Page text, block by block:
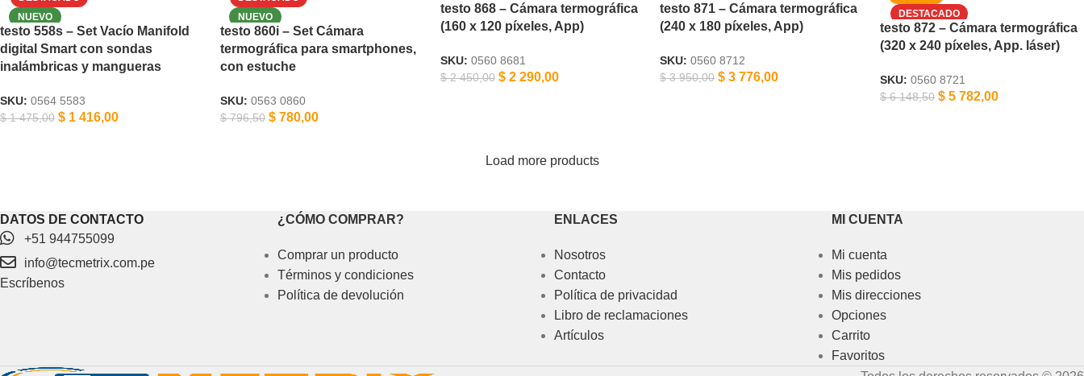
testo 558s – Set Vacío Manifold
digital Smart con sondas
inalámbricas y mangueras
SKU: 0564 5583
$1 475,00 $ 1 416,00
testo 860i – Set Cámara
termográfica para smartphones,
con estuche
SKU: 0563 0860
$796,50 $780,00
testo 868 – Cámara termográfica
(160 x 120 píxeles, App)
SKU: 0560 8681
$2 450,00 $2 290,00
testo 871 – Cámara termográfica
(240 x 180 píxeles, App)
SKU:0560 8712
$3 950,00 $ 3 776,00
testo 872 – Cámara termográfica
(320 x 240 píxeles, App. láser)
SKU:0560 8721
$6 148,50 $ 5 782,00
Load more products
DATOS DE CONTACTO
+51 944755099
info@tecmetrix.com.pe
Escríbenos
¿CÓMO COMPRAR?
Comprar un producto
Términos y condiciones
Política de devolución
ENLACES
Nosotros
Contacto
Política de privacidad
Libro de reclamaciones
Artículos
MI CUENTA
Mi cuenta
Mis pedidos
Mis direcciones
Opciones
Carrito
Favoritos